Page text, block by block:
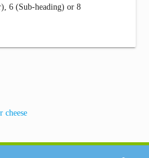
6 (Sub-heading) or 8
cheese